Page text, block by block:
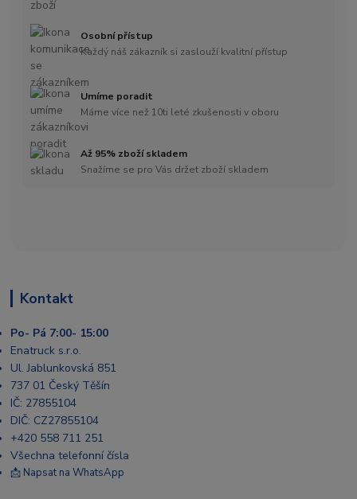
Osobní přístup
Každý náš zákazník si zaslouží kvalitní přístup
Umíme poradit
Máme více než 10ti leté zkušenosti v oboru
Až 95% zboží skladem
Snažíme se pro Vás držet zboží skladem
Kontakt
Po- Pá 7:00- 15:00
Enatruck s.r.o.
Ul. Jablunkovská 851
737 01 Český Těšín
IČ: 27855104
DIČ: CZ27855104
+420 558 711 251
Všechna telefonní čísla
📩 Napsat na WhatsApp